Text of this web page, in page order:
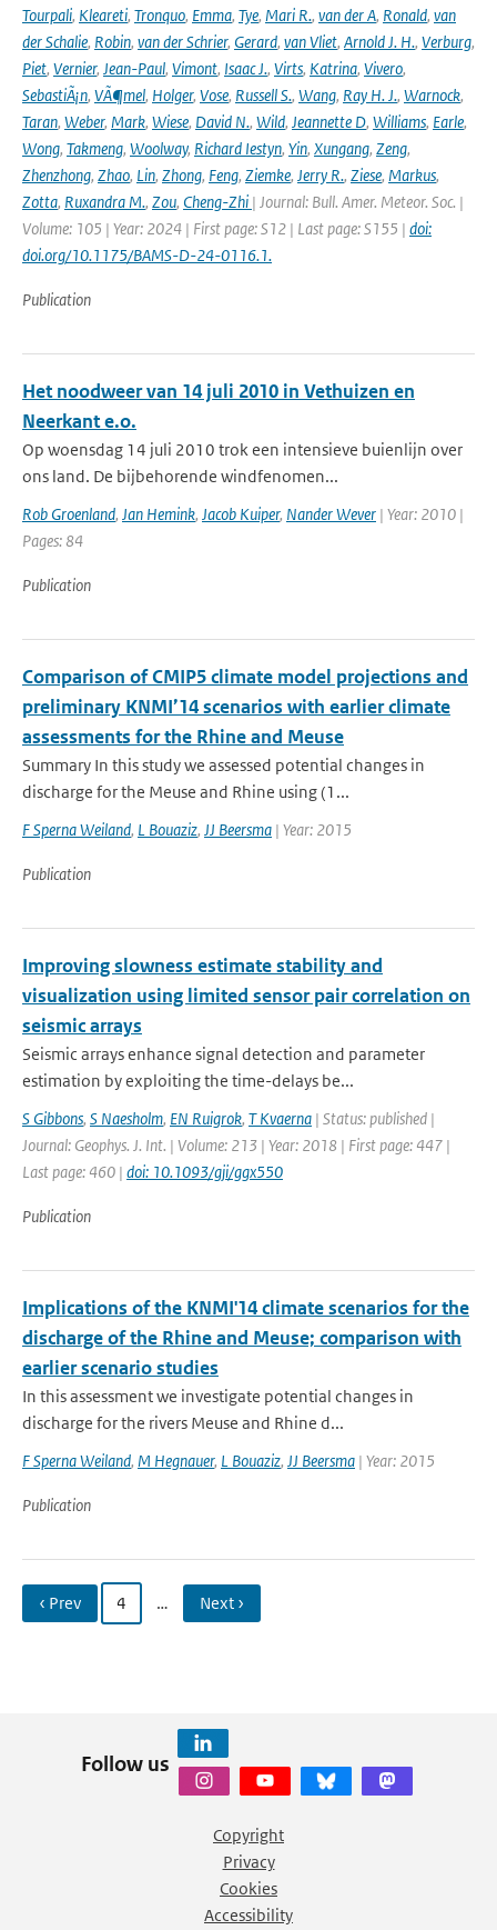
Tourpali, Kleareti, Tronquo, Emma, Tye, Mari R., van der A, Ronald, van
der Schalie, Robin, van der Schrier, Gerard, van Vliet, Arnold J. H., Verburg,
Piet, Vernier, Jean-Paul, Vimont, Isaac J., Virts, Katrina, Vivero,
SebastiÃ¡n, VÃ¶mel, Holger, Vose, Russell S., Wang, Ray H. J., Warnock,
Taran, Weber, Mark, Wiese, David N., Wild, Jeannette D, Williams, Earle,
Wong, Takmeng, Woolway, Richard Iestyn, Yin, Xungang, Zeng,
Zhenzhong, Zhao, Lin, Zhong, Feng, Ziemke, Jerry R., Ziese, Markus,
Zotta, Ruxandra M., Zou, Cheng-Zhi | Journal: Bull. Amer. Meteor. Soc. |
Volume: 105 | Year: 2024 | First page: S12 | Last page: S155 | doi:
doi.org/10.1175/BAMS-D-24-0116.1.
Publication
Het noodweer van 14 juli 2010 in Vethuizen en
Neerkant e.o.
Op woensdag 14 juli 2010 trok een intensieve buienlijn over
ons land. De bijbehorende windfenomen...
Rob Groenland, Jan Hemink, Jacob Kuiper, Nander Wever | Year: 2010 |
Pages: 84
Publication
Comparison of CMIP5 climate model projections and
preliminary KNMI’14 scenarios with earlier climate
assessments for the Rhine and Meuse
Summary In this study we assessed potential changes in
discharge for the Meuse and Rhine using (1...
F Sperna Weiland, L Bouaziz, JJ Beersma | Year: 2015
Publication
Improving slowness estimate stability and
visualization using limited sensor pair correlation on
seismic arrays
Seismic arrays enhance signal detection and parameter
estimation by exploiting the time-delays be...
S Gibbons, S Naesholm, EN Ruigrok, T Kvaerna | Status: published |
Journal: Geophys. J. Int. | Volume: 213 | Year: 2018 | First page: 447 |
Last page: 460 | doi: 10.1093/gji/ggx550
Publication
Implications of the KNMI'14 climate scenarios for the
discharge of the Rhine and Meuse; comparison with
earlier scenario studies
In this assessment we investigate potential changes in
discharge for the rivers Meuse and Rhine d...
F Sperna Weiland, M Hegnauer, L Bouaziz, JJ Beersma | Year: 2015
Publication
‹ Prev 4 … Next ›
Follow us
Copyright
Privacy
Cookies
Accessibility